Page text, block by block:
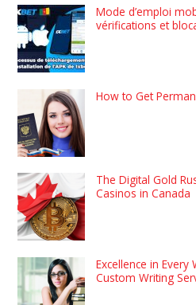
Mode d’emploi
vérifications et
How to Get
The Digital Gold
Casinos in Canada
Excellence in
Custom Writing